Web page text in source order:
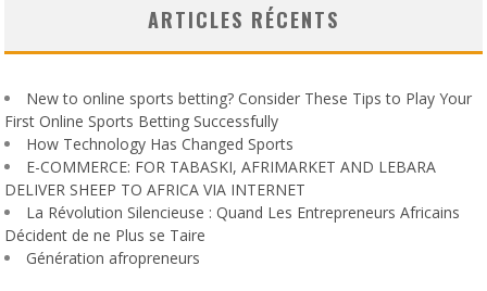
ARTICLES RÉCENTS
New to online sports betting? Consider These Tips to Play Your
First Online Sports Betting Successfully
How Technology Has Changed Sports
E-COMMERCE: FOR TABASKI, AFRIMARKET AND LEBARA
DELIVER SHEEP TO AFRICA VIA INTERNET
La Révolution Silencieuse : Quand Les Entrepreneurs Africains
Décident de ne Plus se Taire
Génération afropreneurs